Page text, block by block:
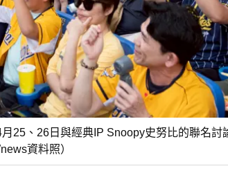
25、26日與經典IP Snoopy史努比的聯名討
資料照）